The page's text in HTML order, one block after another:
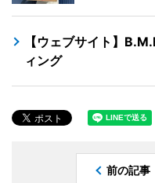
【ウェブサイト】
ィング
前の記事